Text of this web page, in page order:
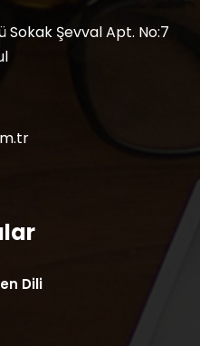
Sokak Şevval Apt. No:7
Dili